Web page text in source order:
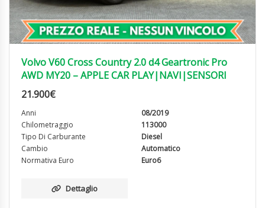
Volvo V60 Cross Country 2.0 d4 Geartronic Pro
AWD MY20 – APPLE CAR PLAY|NAVI|SENSORI
21.900€
Anni
08/2019
Chilometraggio
113000
Tipo Di Carburante
Diesel
Cambio
Automatico
Normativa Euro
Euro6
Dettaglio